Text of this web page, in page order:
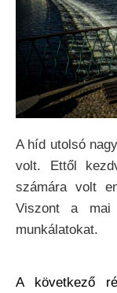
A híd utolsó
volt. Ettől
számára volt
Viszont a
munkálatokat.
A következő